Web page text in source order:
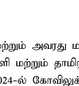
அவரது
மற்றும்
ல்